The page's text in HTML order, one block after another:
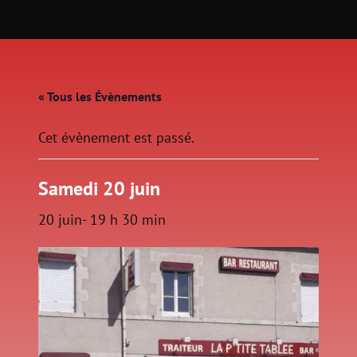
« Tous les Évènements
Cet évènement est passé.
Samedi 20 juin
20 juin- 19 h 30 min